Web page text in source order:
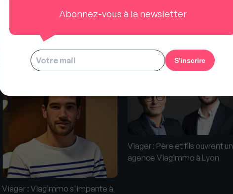
Viager : Viagimmo s'impante à
Viager : Père et fils ouvrent
agence Viagimmo à Lyon
Abonnez-vous à la newsletter